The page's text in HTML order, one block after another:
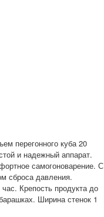
перегонного куба 20
и надежный аппарат.
самогоноварение. С
сброса давления.
Крепость продукта до
Ширина стенок 1